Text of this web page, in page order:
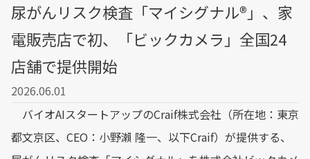
尿がんリスク検査「マイシグナル®︎ 」、家
電販売店で初、「ビックカメラ」全国24
店舗で提供開始
2026.06.01
バイオAIスタートアップのCraif株式会社（所在地：東京
都文京区、CEO：小野瀨 隆一、以下Craif）が提供する、